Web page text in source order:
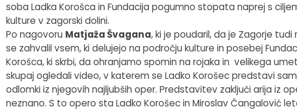
soba Ladka Korošca in Fundacija pogumno stopata naprej s
kulture v zagorski dolini.
Po nagovoru Matjaža Švagana, ki je poudaril, da je Zagorje
se zahvalil vsem, ki delujejo na področju kulture in posebej
Korošca, ki skrbi, da ohranjamo spomin na rojaka in velikega
skupaj ogledali video, v katerem se Ladko Korošec predstavi
odlomki iz njegovih najljubših oper. Predstavitev zaključi arija iz
neznano. S to opero sta Ladko Korošec in Miroslav Čangalović
Pobratene občine
Fotogalerija
Civilna zaščita
Občinska volilna komisija
Medobčinski inšpektorat in redarstvo
Lokalni utrip
Koledar dogodkov
Zapore cest
Okoljski podatki